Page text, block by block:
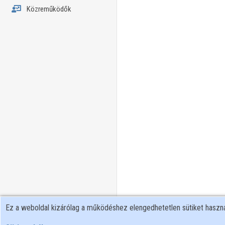
Közreműködők
Ez a weboldal kizárólag a működéshez elengedhetetlen sütiket